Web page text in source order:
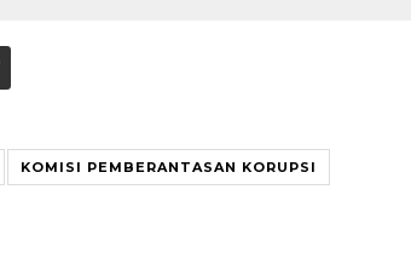
KOMISI PEMBERANTASAN KORUPSI